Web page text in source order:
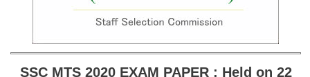
FREE Current Affairs
SSC MTS 2020 EXAM PAPER : Held on 22